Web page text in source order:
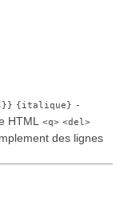
{italique} -
HTML <q> <del>
des lignes